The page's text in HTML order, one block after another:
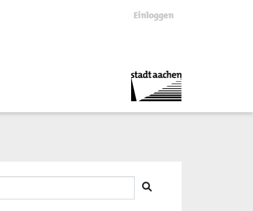
Einloggen